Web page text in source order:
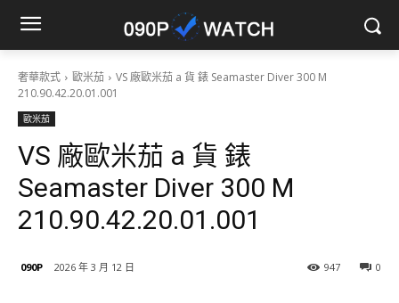
奢華款式 歐米茄
VS 廠歐米茄 a 貨 錶 Seamaster Diver 300 M
210.90.42.20.01.001
歐米茄
VS 廠歐米茄 a 貨 錶
Seamaster Diver 300 M
210.90.42.20.01.001
090P 2026 年 3 月 12 日 0
947